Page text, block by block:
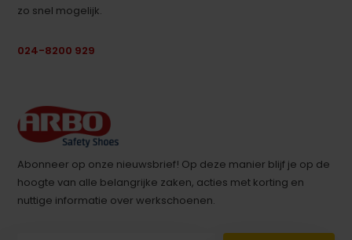
zo snel mogelijk.
024-8200 929
Abonneer op onze nieuwsbrief! Op deze manier blijf je op de
hoogte van alle belangrijke zaken, acties met korting en
nuttige informatie over werkschoenen.